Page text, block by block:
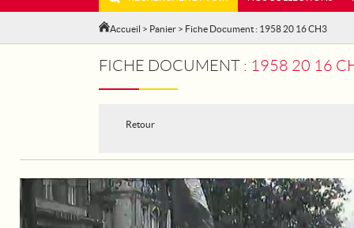
Accueil > Panier > Fiche Document : 1958 20 16 CH3
FICHE DOCUMENT : 1958 20 16
Retour